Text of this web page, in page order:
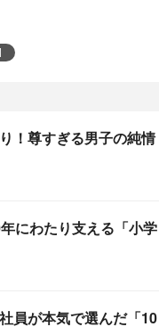
！尊すぎる男子の純情
にわたり支える「小学
員が本気で選んだ「10